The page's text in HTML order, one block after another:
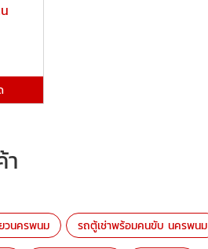
วนครพนม รถตู้เช่าพร้อมคนขับ นครพนม